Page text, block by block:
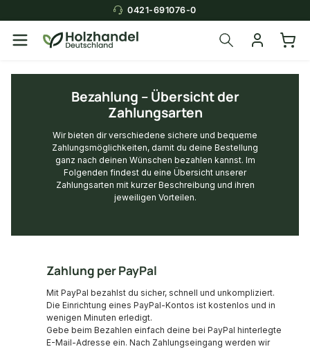
0421-691076-0
Bezahlung – Übersicht der
Zahlungsarten
Wir bieten dir verschiedene sichere und bequeme
Zahlungsmöglichkeiten, damit du deine Bestellung
ganz nach deinen Wünschen bezahlen kannst. Im
Folgenden findest du eine Übersicht unserer
Zahlungsarten mit kurzer Beschreibung und ihren
jeweiligen Vorteilen.
Zahlung per PayPal
Mit PayPal bezahlst du sicher, schnell und unkompliziert.
Die Einrichtung eines PayPal-Kontos ist kostenlos und in
wenigen Minuten erledigt.
Gebe beim Bezahlen einfach deine bei PayPal hinterlegte
E-Mail-Adresse ein. Nach Zahlungseingang werden wir